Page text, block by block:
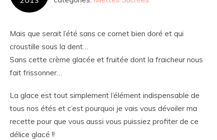
Mais que serait l’été sans ce cornet bien doré et qui
croustille sous la dent…
Sans cette crème glacée et fruitée dont la fraicheur nous
fait frissonner…
La glace est tout simplement l’élément indispensable de
tous nos étés et c’est pourquoi je vais vous dévoiler ma
recette pour que vous aussi vous puissiez profiter de ce
délice glacé !!